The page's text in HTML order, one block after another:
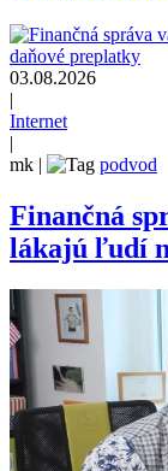
03.08.2026
|
Internet
|
mk | podvod
Finančná
lákajú ľudí